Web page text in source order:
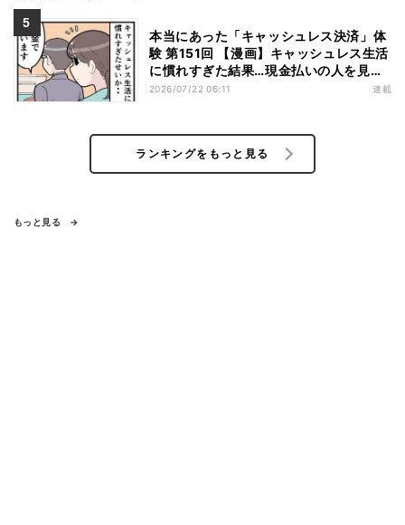
本当にあった「キャッシュレス決済」体
験 第151回 【漫画】キャッシュレス生活
に慣れすぎた結果…現金払いの人を見る
と「理由」を推理してしまう
2026/07/22 06:11 連載
ランキングをもっと見る
もっと見る